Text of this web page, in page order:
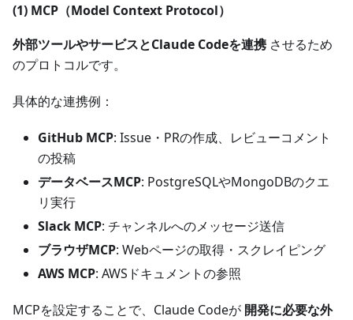
(1) MCP（Model Context Protocol）
外部ツールやサービスとClaude Codeを連携 させるため
のプロトコルです。
具体的な連携例：
GitHub MCP: Issue・PRの作成、レビューコメント
の投稿
データベースMCP: PostgreSQLやMongoDBのクエ
リ実行
Slack MCP: チャンネルへのメッセージ送信
ブラウザMCP: Webページの取得・スクレイピング
AWS MCP: AWSドキュメントの参照
MCPを設定することで、Claude Codeが 開発に必要な外